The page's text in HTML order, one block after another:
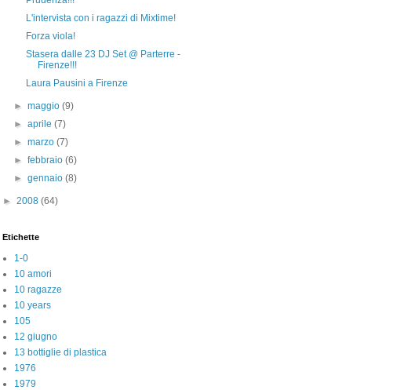
L'intervista con i ragazzi di Mixtime!
Forza viola!
Stasera dalle 23 DJ Set @ Parterre -
Firenze!!!
Laura Pausini a Firenze
►maggio(9)
►aprile(7)
►marzo(7)
►febbraio(6)
►gennaio(8)
► 2008 (64)
Etichette
1-0
10 amori
10 ragazze
10 years
105
12 giugno
13 bottiglie di plastica
1976
1979